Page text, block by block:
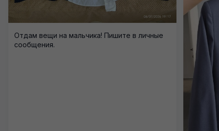
Отдам вещи на мальчика! Пишите в личные
сообщения.